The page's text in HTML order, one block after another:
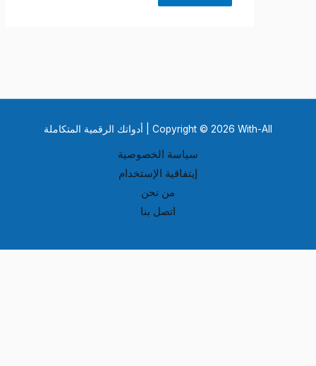
Copyright © 2026 With-All | أدواتك الرقمية المتكاملة
سياسة الخصوصية
إيتفاقية الإستخدام
من نحن
اتصل بنا